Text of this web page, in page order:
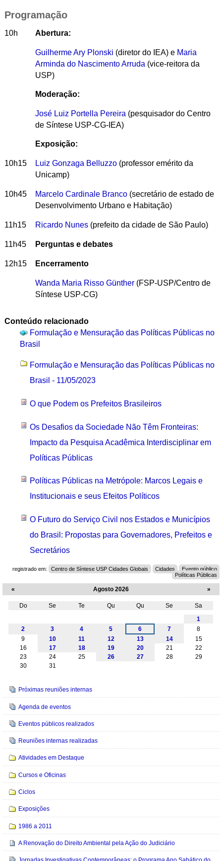
Programação
10h Abertura:
Guilherme Ary Plonski (diretor do IEA) e Maria
Arminda do Nascimento Arruda (vice-reitora da
USP)
Moderação:
José Luiz Portella Pereira (pesquisador do Centro
de Síntese USP-CG-IEA)
Exposição:
10h15 Luiz Gonzaga Belluzzo(professor emérito da
Unicamp)
10h45 Marcelo Cardinale Branco(secretário de estado de
Desenvolvimento Urbano e Habitação)
11h15 Ricardo Nunes(prefeito da cidade de São Paulo)
11h45 Perguntas e debates
12h15 Encerramento
Wanda Maria Risso Günther(FSP-USP/Centro de
Síntese USP-CG)
Conteúdo relacionado
Formulação e Mensuração das Políticas Públicas no
Brasil
Formulação e Mensuração das Políticas Públicas no
Brasil - 11/05/2023
O que Podem os Prefeitos Brasileiros
Os Desafios da Sociedade Não Têm Fronteiras:
Impacto da Pesquisa Acadêmica Interdisciplinar em
Políticas Públicas
Políticas Públicas na Metrópole: Marcos Legais e
Institucionais e seus Efeitos Políticos
O Futuro do Serviço Civil nos Estados e Municípios
do Brasil: Propostas para Governadores, Prefeitos e
Secretários
registrado em: Centro de Síntese USP Cidades Globais Cidades
Evento público
Políticas Públicas
« Agosto 2026 »
Do Se Te Qu Qu Se
Sa
1
2
3 4 5 6 7
8
9
10 11 12 13 14
15
16
17 18 19 20 21
22
23
24 25 26 27 28
29
30
31
Navegação
Próximas reuniões internas
Agenda de eventos
Eventos públicos realizados
Reuniões internas realizadas
Atividades em Destaque
Cursos e Oficinas
Ciclos
Exposições
1986 a 2011
A Renovação do Direito Ambiental pela Ação do Judiciário